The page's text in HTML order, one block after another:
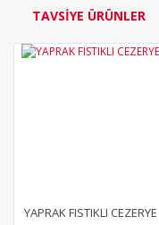
TAVSİYE ÜRÜNLER
YAPRAK FISTIKLI CEZERYE